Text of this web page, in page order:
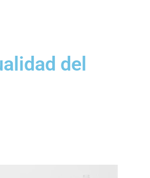
del